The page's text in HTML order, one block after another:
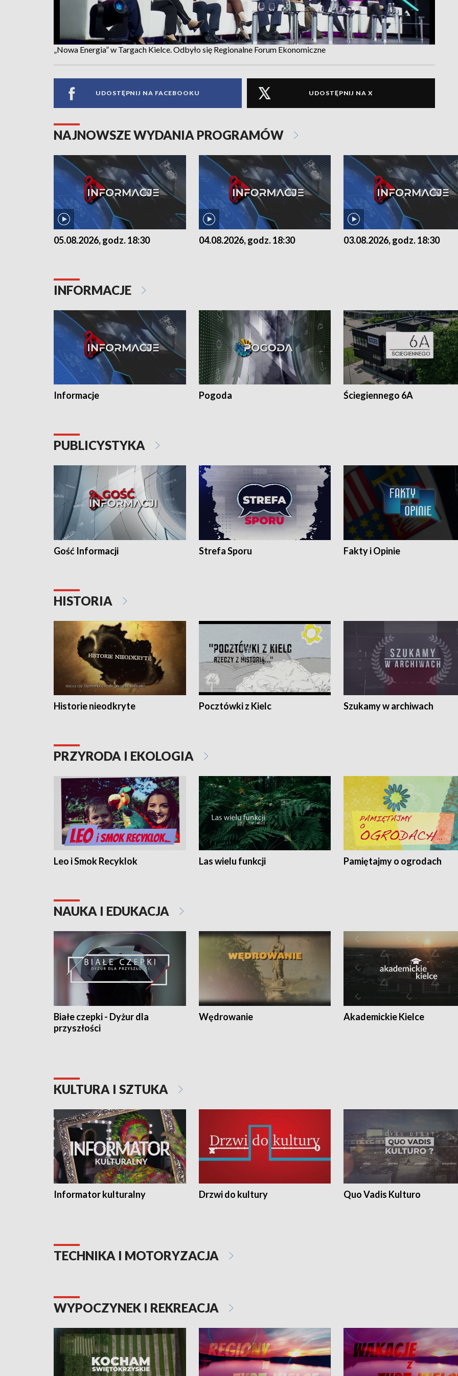
„Nowa Energia” w Targach Kielce. Odbyło się Regionalne Forum Ekonomiczne
UDOSTĘPNIJ NA FACEBOOKU UDOSTĘPNIJ NA X
NAJNOWSZE WYDANIA PROGRAMÓW
05.08.2026, godz. 18:30 04.08.2026, godz. 18:30 03.08.2026, godz. 18:30
INFORMACJE
Informacje Pogoda Ściegiennego 6A
PUBLICYSTYKA
Gość Informacji Strefa Sporu Fakty i Opinie
HISTORIA
Historie nieodkryte Pocztówki z Kielc Szukamy w archiwach
PRZYRODA I EKOLOGIA
Leo i Smok Recyklok Las wielu funkcji Pamiętajmy o ogrodach
NAUKA I EDUKACJA
Białe czepki - Dyżur dla
przyszłości
Wędrowanie Akademickie Kielce
KULTURA I SZTUKA
Informator kulturalny Drzwi do kultury Quo Vadis Kulturo
TECHNIKA I MOTORYZACJA
WYPOCZYNEK I REKREACJA